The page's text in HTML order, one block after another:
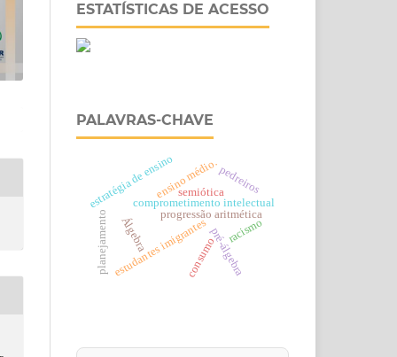
ESTATÍSTICAS DE ACESSO
PALAVRAS-CHAVE
estratégia de ensino
progressão aritmética
estudantes imigrantes racismo
Álgebra
comprometimento intelectual
ensino médio.
planejamento pré-álgebra
semióticapedreiros
consumo